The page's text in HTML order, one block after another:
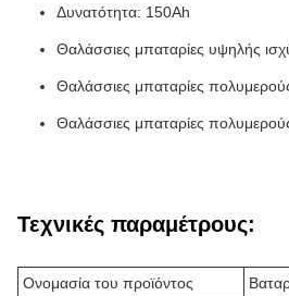
Δυνατότητα: 150Ah
Θαλάσσιες μπαταρίες υψηλής
Θαλάσσιες μπαταρίες
Θαλάσσιες μπαταρίες
Τεχνικές παραμέτρους:
Ονομασία του προϊόντος